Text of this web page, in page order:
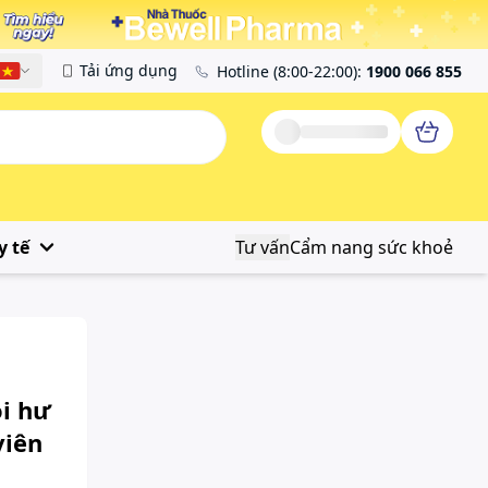
Việt Tải ứng dụng Hotline (8:00-22:00): 1900 066 855
tế Tư vấnCẩm nang sức khoẻ
hư